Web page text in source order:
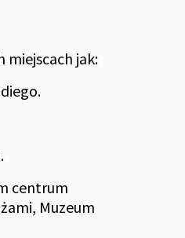
miejscach jak:
centrum
Muzeum